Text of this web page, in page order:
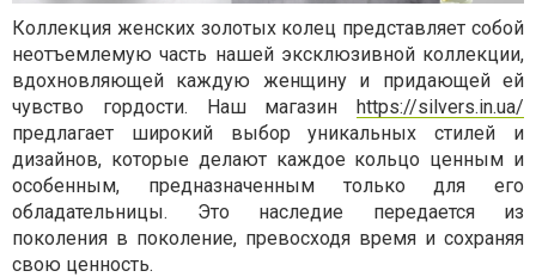
Коллекция женских золотых колец представляет собой
неотъемлемую часть нашей эксклюзивной коллекции,
вдохновляющей каждую женщину и придающей ей
чувство гордости. Наш магазин https://silvers.in.ua/
предлагает широкий выбор уникальных стилей и
дизайнов, которые делают каждое кольцо ценным и
особенным, предназначенным только для его
обладательницы. Это наследие передается из
поколения в поколение, превосходя время и сохраняя
свою ценность.